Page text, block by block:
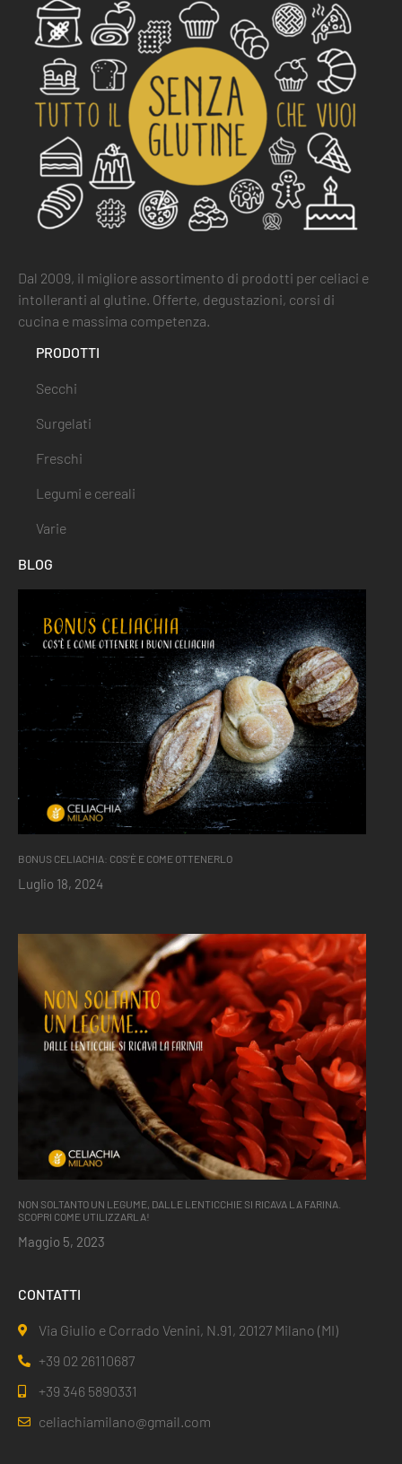
Dal 2009, il migliore assortimento di prodotti per celiaci e
intolleranti al glutine. Offerte, degustazioni, corsi di
cucina e massima competenza.
PRODOTTI
Secchi
Surgelati
Freschi
Legumi e cereali
Varie
BLOG
BONUS CELIACHIA: COS’È E COME OTTENERLO
Luglio 18, 2024
NON SOLTANTO UN LEGUME, DALLE LENTICCHIE SI RICAVA LA FARINA.
SCOPRI COME UTILIZZARLA!
Maggio 5, 2023
CONTATTI
Via Giulio e Corrado Venini, N.91, 20127 Milano (MI)
+39 02 26110687
+39 346 5890331
celiachiamilano@gmail.com